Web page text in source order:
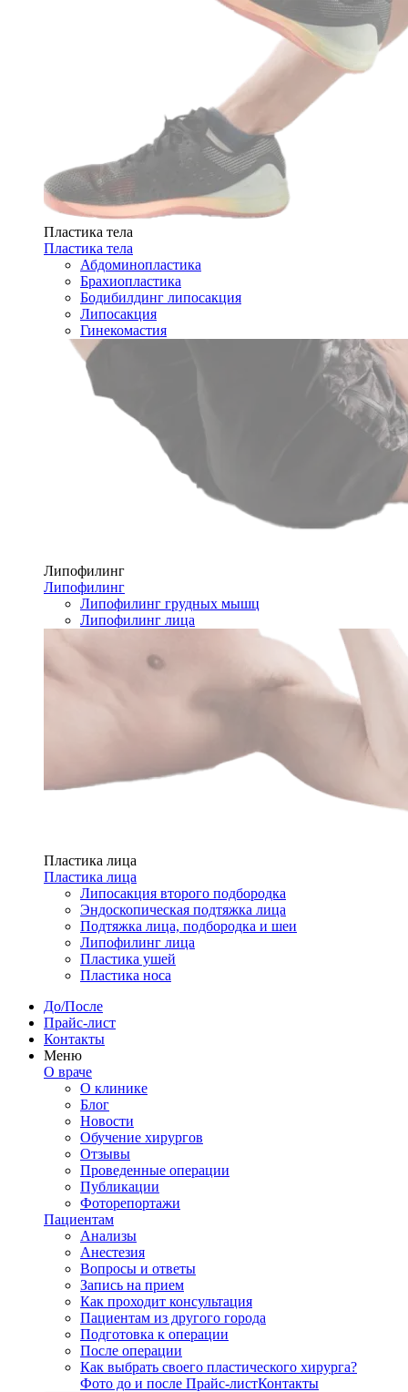
Пластика тела
Пластика тела
Абдоминопластика
Брахиопластика
Бодибилдинг липосакция
Липосакция
Гинекомастия
Липофилинг
Липофилинг
Липофилинг грудных мышц
Липофилинг лица
Пластика лица
Пластика лица
Липосакция второго подбородка
Эндоскопическая подтяжка лица
Подтяжка лица, подбородка и шеи
Липофилинг лица
Пластика ушей
Пластика носа
До/После
Прайс-лист
Контакты
Меню
О враче
О клинике
Блог
Новости
Обучение хирургов
Отзывы
Проведенные операции
Публикации
Фоторепортажи
Пациентам
Анализы
Анестезия
Вопросы и ответы
Запись на прием
Как проходит консультация
Пациентам из другого города
Подготовка к операции
После операции
Как выбрать своего пластического хирурга?
Фото до и после Прайс-листКонтакты